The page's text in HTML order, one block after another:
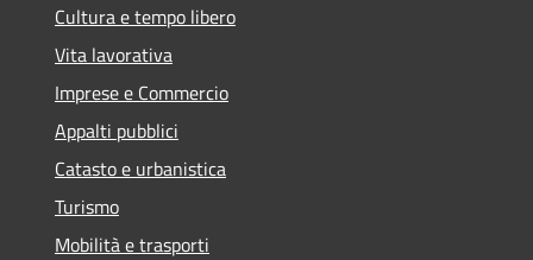
Cultura e tempo libero
Vita lavorativa
Imprese e Commercio
Appalti pubblici
Catasto e urbanistica
Turismo
Mobilità e trasporti